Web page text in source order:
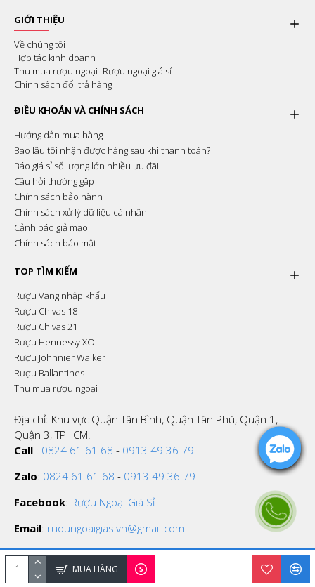
MUA HÀNG
GIỚI THIỆU
Về chúng tôi
Hợp tác kinh doanh
Thu mua rượu ngoại- Rượu ngoại giá sỉ
Chính sách đổi trả hàng
ĐIỀU KHOẢN VÀ CHÍNH SÁCH
Hướng dẫn mua hàng
Bao lâu tôi nhận được hàng sau khi thanh toán?
Báo giá sỉ số lượng lớn nhiều ưu đãi
Câu hỏi thường gặp
Chính sách bảo hành
Chính sách xử lý dữ liệu cá nhân
Cảnh báo giả mạo
Chính sách bảo mật
TOP TÌM KIẾM
Rượu Vang nhập khẩu
Rượu Chivas 18
Rượu Chivas 21
Rượu Hennessy XO
Rượu Johnnier Walker
Rượu Ballantines
Thu mua rượu ngoại
Địa chỉ: Khu vực Quận Tân Bình, Quận Tân Phú, Quận 1,
Quận 3, TPHCM.
Call : 0824 61 61 68 - 0913 49 36 79
Zalo: 0824 61 61 68 - 0913 49 36 79
Facebook: Rượu Ngoại Giá Sỉ
Email: ruoungoaigiasivn@gmail.com